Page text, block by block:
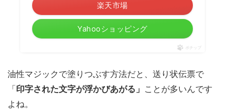
楽天市場
Yahooショッピング
ポチップ
油性マジックで塗りつぶす方法だと、送り状伝票で
「 印字された文字が浮かびあがる」 ことが多いんです
よね。